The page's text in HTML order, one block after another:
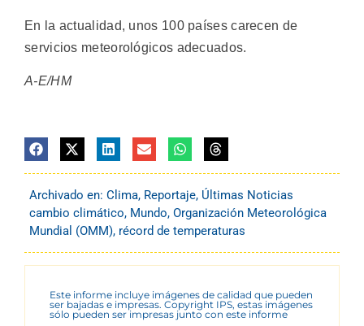
En la actualidad, unos 100 países carecen de
servicios meteorológicos adecuados.
A-E/HM
Archivado en: Clima, Reportaje, Últimas Noticias
cambio climático, Mundo, Organización Meteorológica
Mundial (OMM), récord de temperaturas
Este informe incluye imágenes de calidad que pueden
ser bajadas e impresas. Copyright IPS, estas imágenes
sólo pueden ser impresas junto con este informe